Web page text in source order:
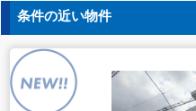
5. 個人情報の開示等の請
ご本人様は、当社に対し
用目的の通知、開示、内容
止または消去、第三者へ
当社問合わせ窓口に申し出
社はお客様ご本人を確認
条件の近い物件